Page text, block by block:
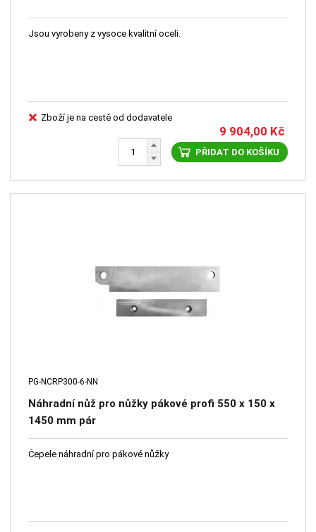
Jsou vyrobeny z vysoce kvalitní oceli.
Zboží je na cestě od dodavatele
9 904,00 Kč
PŘIDAT DO KOŠÍKU
PG-NCRP300-6-NN
Náhradní nůž pro nůžky pákové profi 550 x 150 x
1450 mm pár
Čepele náhradní pro pákové nůžky